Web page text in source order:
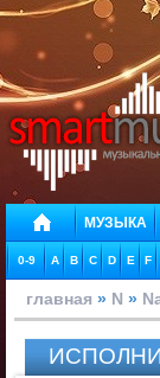
МУЗЫКА
0-9 A B C D E F
главная » N »